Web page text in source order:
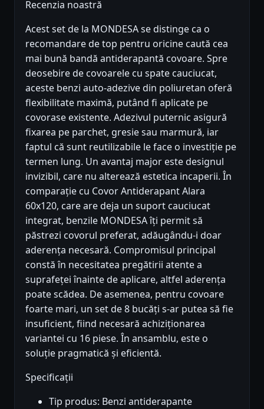
Recenzia noastră
Acest set de la MONDESA se distinge ca o
recomandare de top pentru oricine caută cea
mai bună bandă antiderapantă covoare. Spre
deosebire de covoarele cu spate cauciucat,
aceste benzi auto-adezive din poliuretan oferă
flexibilitate maximă, putând fi aplicate pe
covorase existente. Adezivul puternic asigură
fixarea pe parchet, gresie sau marmură, iar
faptul că sunt reutilizabile le face o investiție pe
termen lung. Un avantaj major este designul
invizibil, care nu alterează estetica incaperii. În
comparație cu Covor Antiderapant Alara
60x120, care are deja un suport cauciucat
integrat, benzile MONDESA îți permit să
păstrezi covorul preferat, adăugându-i doar
aderența necesară. Compromisul principal
constă în necesitatea pregătirii atente a
suprafeței înainte de aplicare, altfel aderența
poate scădea. De asemenea, pentru covoare
foarte mari, un set de 8 bucăți s-ar putea să fie
insuficient, fiind necesară achiziționarea
variantei cu 16 piese. În ansamblu, este o
soluție pragmatică și eficientă.
Specificații
Tip produs: Benzi antiderapante